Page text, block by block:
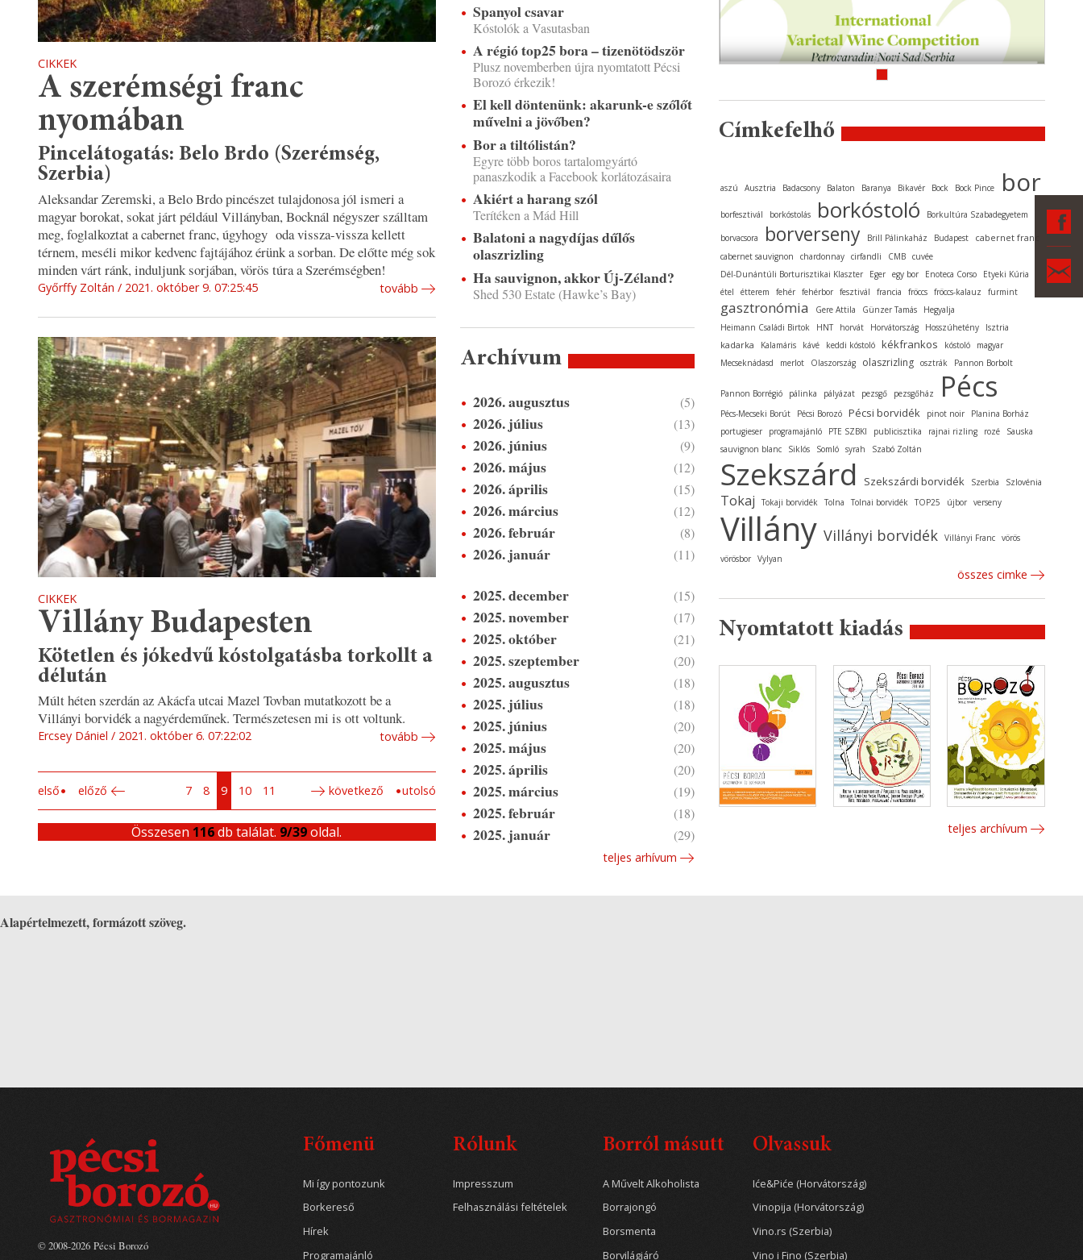
CIKKEK
A szerémségi franc
nyomában
Pincelátogatás: Belo Brdo (Szerémség,
Szerbia)
Aleksandar Zeremski, a Belo Brdo pincészet tulajdonosa jól ismeri a
magyar borokat, sokat járt például Villányban, Bocknál négyszer szálltam
meg, foglalkoztat a cabernet franc, úgyhogy oda vissza-vissza kellett
térnem, meséli mikor kedvenc fajtájához érünk a sorban. De előtte még sok
minden várt ránk, induljunk sorjában, vörös túra a Szerémségben!
Győrffy Zoltán 2021. október 9. 07:25:45 tovább
CIKKEK
Villány Budapesten
Kötetlen és jókedvű kóstolgatásba torkollt a
délután
Múlt héten szerdán az Akácfa utcai Mazel Tovban mutatkozott be a
Villányi borvidék a nagyérdeműnek. Természetesen mi is ott voltunk.
Ercsey Dániel 2021. október 6. 07:22:02 tovább
első előző 7 8 9 10 11 következő utolsó
Összesen 116db találat. 9/39oldal.
Spanyol csavar
Kóstolók a Vasutasban
A régió top25 bora – tizenötödször
Plusz novemberben újra nyomtatott Pécsi
Borozó érkezik!
El kell döntenünk: akarunk-e szőlőt
művelni a jövőben?
Bor a tiltólistán?
Egyre több boros tartalomgyártó
panaszkodik a Facebook korlátozásaira
Akiért a harang szól
Terítéken a Mád Hill
Balatoni a nagydíjas dűlős
olaszrizling
Ha sauvignon, akkor Új-Zéland?
Shed 530 Estate (Hawke’s Bay)
Archívum
2026. augusztus (5)
2026. július (13)
2026. június (9)
2026. május (12)
2026. április (15)
2026. március (12)
2026. február (8)
2026. január (11)
2025. december (15)
2025. november (17)
2025. október (21)
2025. szeptember (20)
2025. augusztus (18)
2025. július (18)
2025. június (20)
2025. május (20)
2025. április (20)
2025. március (19)
2025. február (18)
2025. január (29)
teljes arhívum
Címkefelhő
aszú Ausztria Badacsony Balaton Baranya Bikavér Bock Bock Pince bor
borfesztivál borkóstolás borkóstoló Borkultúra Szabadegyetem
borvacsora borverseny Brill Pálinkaház Budapest cabernet franc
cabernet sauvignon chardonnay cirfandli CMB cuvée
Dél-Dunántúli Borturisztikai Klaszter
Eger egy bor Enoteca Corso
Etyeki Kúria
étel
étterem fehér fehérbor fesztivál francia fröccs fröccs-kalauz furmint
gasztronómia Gere Attila Günzer Tamás
Hegyalja
Heimann Családi Birtok
HNT horvát Horvátország Hosszúhetény Isztria
kadarka Kalamáris kávé keddi kóstoló kékfrankos kóstoló
magyar
Mecseknádasd
merlot Olaszország olaszrizling osztrák Pannon Borbolt
Pannon Borrégió pálinka pályázat pezsgő pezsgőház Pécs
Pécs-Mecseki Borút Pécsi Borozó Pécsi borvidék pinot noir
Planina Borház
portugieser
programajánló PTE SZBKI publicisztika rajnai rizling rozé
Sauska
sauvignon blanc
Siklós Somló syrah Szabó Zoltán
Szekszárd Szekszárdi borvidék Szerbia Szlovénia
Tokaj Tokaji borvidék Tolna Tolnai borvidék TOP25 újbor verseny
Villány Villányi borvidék Villányi Franc vörös
vörösbor Vylyan
összes cimke
Nyomtatott kiadás
teljes archívum
Alapértelmezett, formázott szöveg.
Főmenü
Mi így pontozunk
Borkereső
Hírek
Programajánló
Rólunk
Impresszum
Felhasználási feltételek
Borról másutt
A Művelt Alkoholista
Borrajongó
Borsmenta
Borvilágjáró
Olvassuk
Iće&Piće (Horvátország)
Vinopija (Horvátország)
Vino.rs (Szerbia)
Vino i Fino (Szerbia)
© 2008-2026 Pécsi Borozó